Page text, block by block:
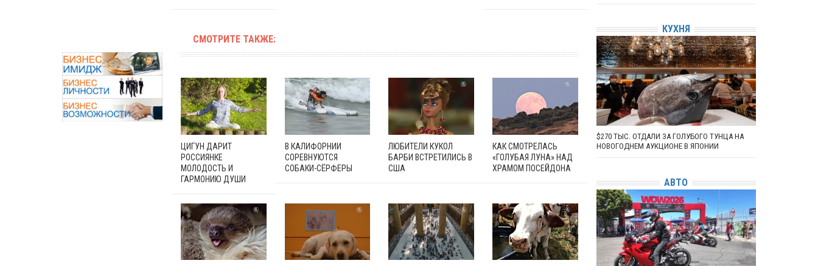
СМОТРИТЕ ТАКЖЕ:
ЦИГУН ДАРИТ
РОССИЯНКЕ
МОЛОДОСТЬ И
ГАРМОНИЮ ДУШИ
В КАЛИФОРНИИ
СОРЕВНУЮТСЯ
СОБАКИ-СЁРФЕРЫ
ЛЮБИТЕЛИ КУКОЛ
БАРБИ ВСТРЕТИЛИСЬ В
США
КАК СМОТРЕЛАСЬ
«ГОЛУБАЯ ЛУНА» НАД
ХРАМОМ ПОСЕЙДОНА
КУХНЯ
$270 ТЫС. ОТДАЛИ ЗА ГОЛУБОГО ТУНЦА НА
НОВОГОДНЕМ АУКЦИОНЕ В ЯПОНИИ
АВТО